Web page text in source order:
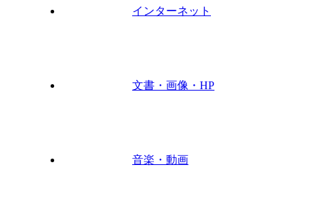
インターネット
文書・画像・HP
音楽・動画